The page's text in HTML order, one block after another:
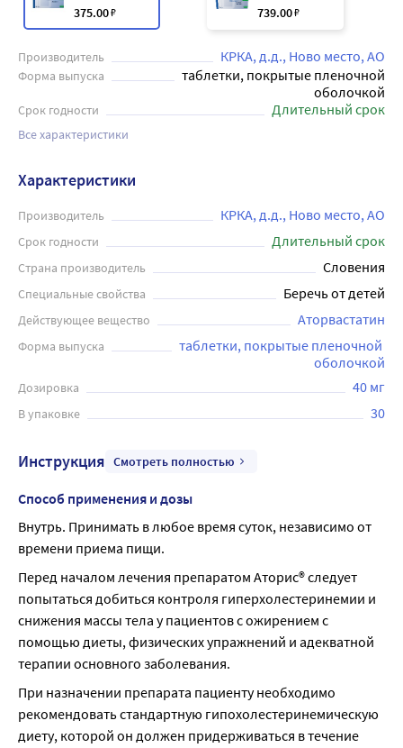
375.00₽
739.00₽
Производитель КРКА, д.д., Ново место, АО
Форма выпуска
таблетки, покрытые пленочной
оболочкой
Срок годности Длительный срок
Все характеристики
Характеристики
Производитель КРКА, д.д., Ново место, АО
Срок годности Длительный срок
Страна производитель Словения
Специальные свойства Беречь от детей
Действующее вещество Аторвастатин
Форма выпуска
таблетки, покрытые пленочной
оболочкой
Дозировка 40 мг
В упаковке 30
Инструкция Смотреть полностью
Способ применения и дозы
Внутрь. Принимать в любое время суток, независимо от
времени приема пищи.
Перед началом лечения препаратом Аторис® следует
попытаться добиться контроля гиперхолестеринемии и
снижения массы тела у пациентов с ожирением с
помощью диеты, физических упражнений и адекватной
терапии основного заболевания.
При назначении препарата пациенту необходимо
рекомендовать стандартную гипохолестеринемическую
диету, которой он должен придерживаться в течение